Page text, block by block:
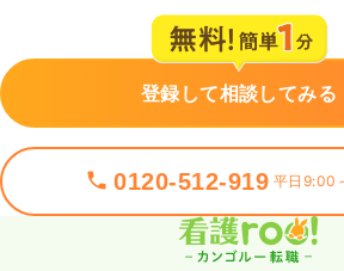
登録して相談してみる
0120-512-919 平日9:00